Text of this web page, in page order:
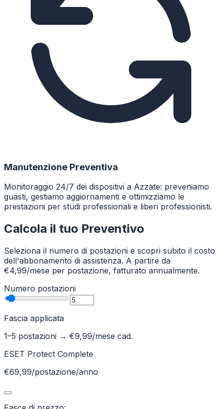
Manutenzione Preventiva
Monitoraggio 24/7 dei dispositivi a Azzate: preveniamo
guasti, gestiamo aggiornamenti e ottimizziamo le
prestazioni per studi professionali e liberi professionisti.
Calcola il tuo Preventivo
Seleziona il numero di postazioni e scopri subito il costo
dell'abbonamento di assistenza. A partire da
€4,99/mese per postazione, fatturato annualmente.
Numero postazioni
Fascia applicata
1–5 postazioni → €9,99/mese cad.
ESET Protect Complete
€69,99/postazione/anno